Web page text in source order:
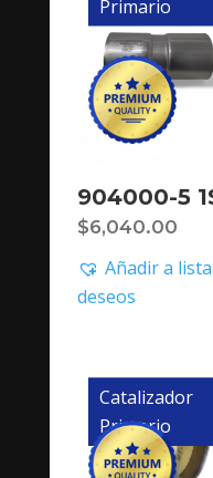
Primario
904000-5
$6,040.00
Añadir a
deseos
Catalizador
Primario